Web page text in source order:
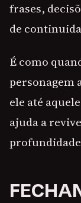
frases,
de
É como
personagem
ele até
ajuda a